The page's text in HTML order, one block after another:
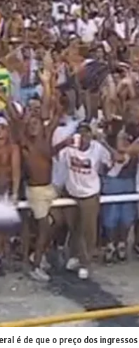
é de que o preço dos